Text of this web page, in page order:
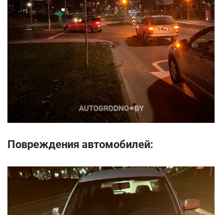
Повреждения автомобилей: